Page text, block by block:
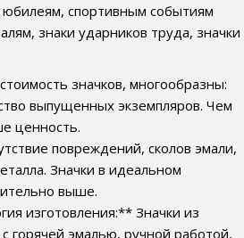
юбилеям, спортивным событиям
знаки ударников труда, значки
значков, многообразны:
выпущенных экземпляров. Чем
ценность.
повреждений, сколов эмали,
Значки в идеальном
выше.
изготовления:** Значки из
горячей эмалью, ручной работой,